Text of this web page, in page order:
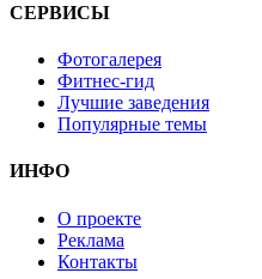
СЕРВИСЫ
Фотогалерея
Фитнес-гид
Лучшие заведения
Популярные темы
ИНФО
О проекте
Реклама
Контакты